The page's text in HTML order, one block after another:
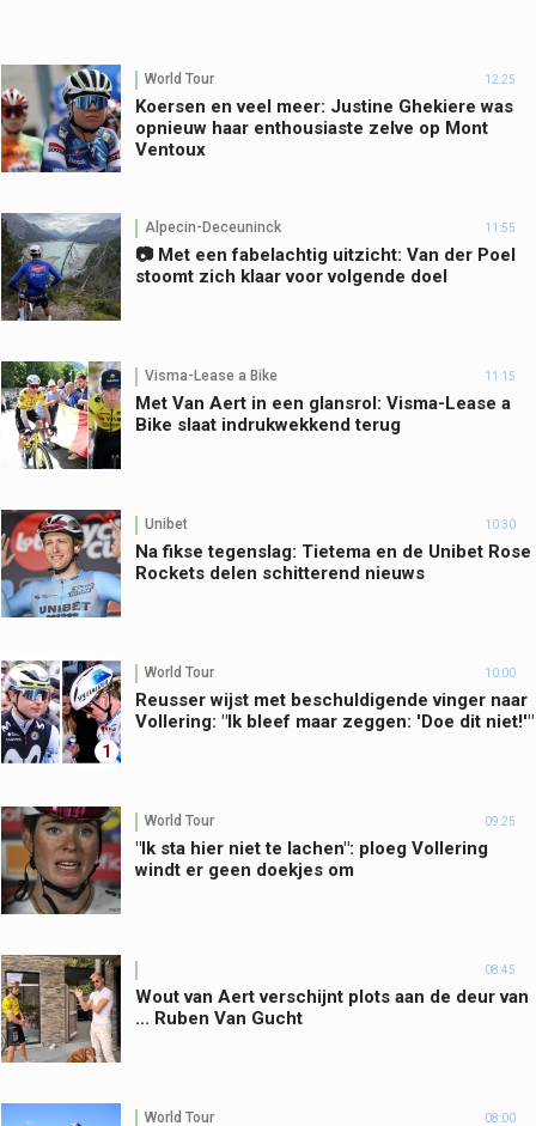
World Tour 12:25
Koersen en veel meer: Justine Ghekiere was
opnieuw haar enthousiaste zelve op Mont
Ventoux
Alpecin-Deceuninck 11:55
📷 Met een fabelachtig uitzicht: Van der Poel
stoomt zich klaar voor volgende doel
Visma-Lease a Bike 11:15
Met Van Aert in een glansrol: Visma-Lease a
Bike slaat indrukwekkend terug
Unibet 10:30
Na fikse tegenslag: Tietema en de Unibet Rose
Rockets delen schitterend nieuws
1
World Tour 10:00
Reusser wijst met beschuldigende vinger naar
Vollering: "Ik bleef maar zeggen: 'Doe dit niet!'"
World Tour 09:25
"Ik sta hier niet te lachen": ploeg Vollering
windt er geen doekjes om
08:45
Wout van Aert verschijnt plots aan de deur van
... Ruben Van Gucht
World Tour 08:00